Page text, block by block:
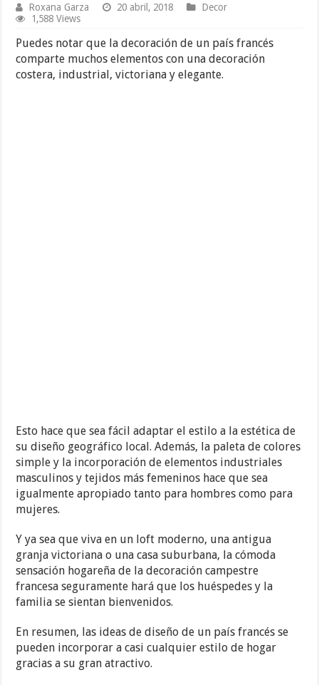
Roxana Garza 20 abril, 2018
Decor
1,588 Views
Puedes notar que la decoración de un país francés
comparte muchos elementos con una decoración
costera, industrial, victoriana y elegante.
Esto hace que sea fácil adaptar el estilo a la estética de
su diseño geográfico local. Además, la paleta de colores
simple y la incorporación de elementos industriales
masculinos y tejidos más femeninos hace que sea
igualmente apropiado tanto para hombres como para
mujeres.
Y ya sea que viva en un loft moderno, una antigua
granja victoriana o una casa suburbana, la cómoda
sensación hogareña de la decoración campestre
francesa seguramente hará que los huéspedes y la
familia se sientan bienvenidos.
En resumen, las ideas de diseño de un país francés se
pueden incorporar a casi cualquier estilo de hogar
gracias a su gran atractivo.